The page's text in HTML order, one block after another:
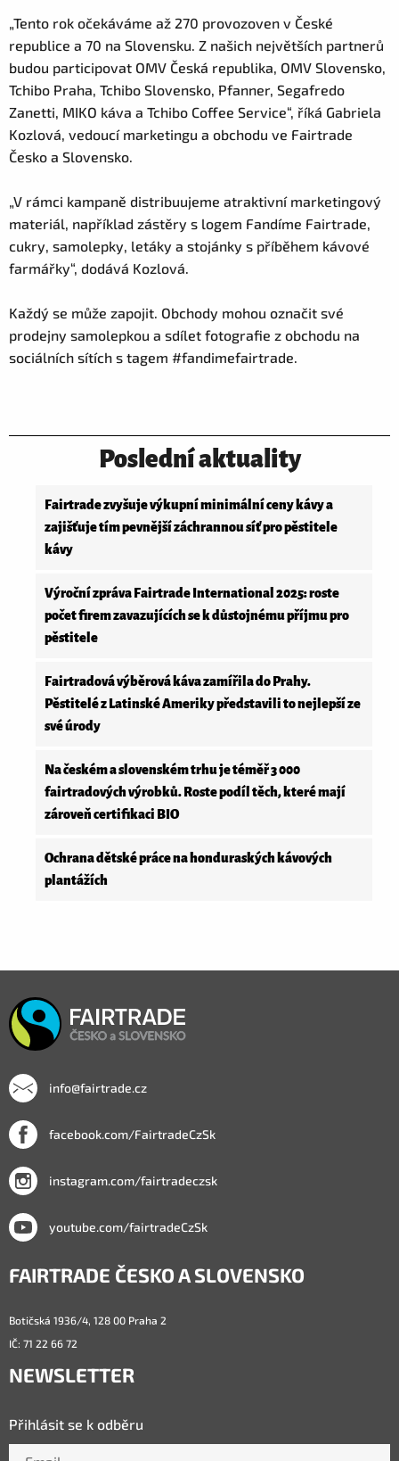
Poslední aktuality
Fairtrade zvyšuje výkupní minimální ceny kávy a
zajišťuje tím pevnější záchrannou síť pro pěstitele
kávy
Výroční zpráva Fairtrade International 2025: roste
počet firem zavazujících se k důstojnému příjmu pro
pěstitele
Fairtradová výběrová káva zamířila do Prahy.
Pěstitelé z Latinské Ameriky představili to nejlepší ze
své úrody
Na českém a slovenském trhu je téměř 3 000
fairtradových výrobků. Roste podíl těch, které mají
zároveň certifikaci BIO
Ochrana dětské práce na honduraských kávových
plantážích
„Tento rok očekáváme až 270 provozoven v České
republice a 70 na Slovensku. Z našich největších partnerů
budou participovat OMV Česká republika, OMV Slovensko,
Tchibo Praha, Tchibo Slovensko, Pfanner, Segafredo
Zanetti, MIKO káva a Tchibo Coffee Service“, říká Gabriela
Kozlová, vedoucí marketingu a obchodu ve Fairtrade
Česko a Slovensko.
„V rámci kampaně distribuujeme atraktivní marketingový
materiál, například zástěry s logem Fandíme Fairtrade,
cukry, samolepky, letáky a stojánky s příběhem kávové
farmářky“, dodává Kozlová.
Každý se může zapojit. Obchody mohou označit své
prodejny samolepkou a sdílet fotografie z obchodu na
sociálních sítích s tagem #fandimefairtrade.
info@fairtrade.cz
facebook.com/FairtradeCzSk
instagram.com/fairtradeczsk
youtube.com/fairtradeCzSk
FAIRTRADE ČESKO A SLOVENSKO
Botičská 1936/4, 128 00 Praha 2
IČ: 71 22 66 72
NEWSLETTER
Přihlásit se k odběru